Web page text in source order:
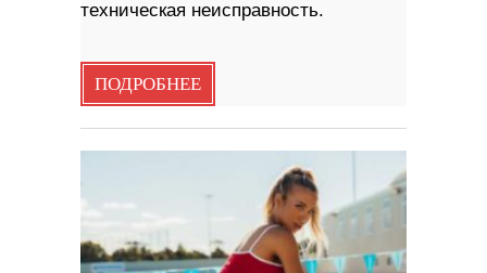
техническая неисправность.
ПОДРОБНЕЕ